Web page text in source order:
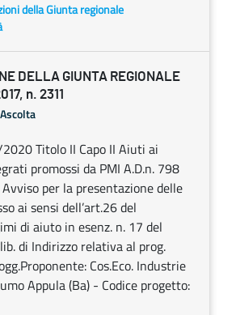
della Giunta regionale
DELLA GIUNTA REGIONALE
n. 2311
Ascolta
Titolo II Capo II Aiuti ai
promossi da PMI A.D.n. 798
per la presentazione delle
ai sensi dell’art.26 del
di aiuto in esenz. n. 17 del
di Indirizzo relativa al prog.
Cos.Eco. Industrie
Appula (Ba) - Codice progetto: